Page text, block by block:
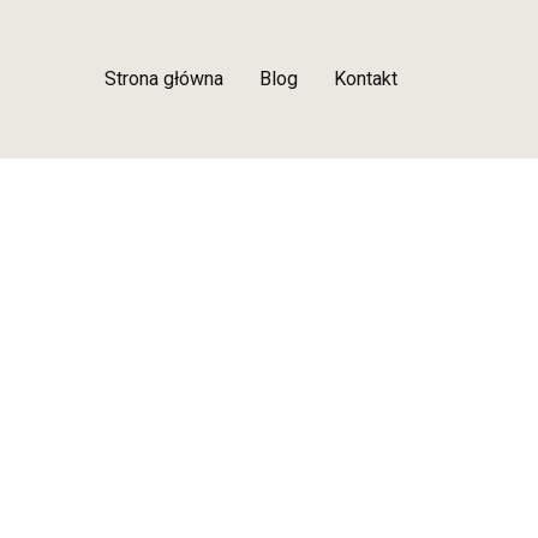
Strona główna Blog Kontakt